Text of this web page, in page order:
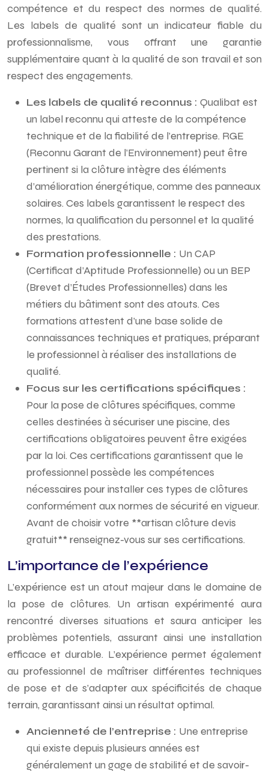
compétence et du respect des normes de qualité.
Les labels de qualité sont un indicateur fiable du
professionnalisme, vous offrant une garantie
supplémentaire quant à la qualité de son travail et son
respect des engagements.
Les labels de qualité reconnus : Qualibat est
un label reconnu qui atteste de la compétence
technique et de la fiabilité de l’entreprise. RGE
(Reconnu Garant de l’Environnement) peut être
pertinent si la clôture intègre des éléments
d’amélioration énergétique, comme des panneaux
solaires. Ces labels garantissent le respect des
normes, la qualification du personnel et la qualité
des prestations.
Formation professionnelle : Un CAP
(Certificat d’Aptitude Professionnelle) ou un BEP
(Brevet d’Études Professionnelles) dans les
métiers du bâtiment sont des atouts. Ces
formations attestent d’une base solide de
connaissances techniques et pratiques, préparant
le professionnel à réaliser des installations de
qualité.
Focus sur les certifications spécifiques :
Pour la pose de clôtures spécifiques, comme
celles destinées à sécuriser une piscine, des
certifications obligatoires peuvent être exigées
par la loi. Ces certifications garantissent que le
professionnel possède les compétences
nécessaires pour installer ces types de clôtures
conformément aux normes de sécurité en vigueur.
Avant de choisir votre **artisan clôture devis
gratuit** renseignez-vous sur ses certifications.
L’importance de l’expérience
L’expérience est un atout majeur dans le domaine de
la pose de clôtures. Un artisan expérimenté aura
rencontré diverses situations et saura anticiper les
problèmes potentiels, assurant ainsi une installation
efficace et durable. L’expérience permet également
au professionnel de maîtriser différentes techniques
de pose et de s’adapter aux spécificités de chaque
terrain, garantissant ainsi un résultat optimal.
Ancienneté de l’entreprise : Une entreprise
qui existe depuis plusieurs années est
généralement un gage de stabilité et de savoir-